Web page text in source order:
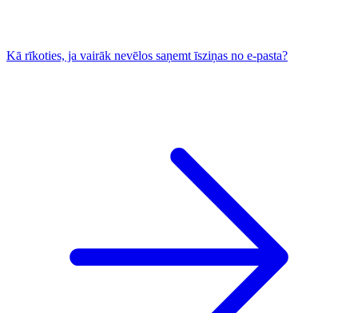
Kā rīkoties, ja vairāk nevēlos saņemt īsziņas no e-pasta?